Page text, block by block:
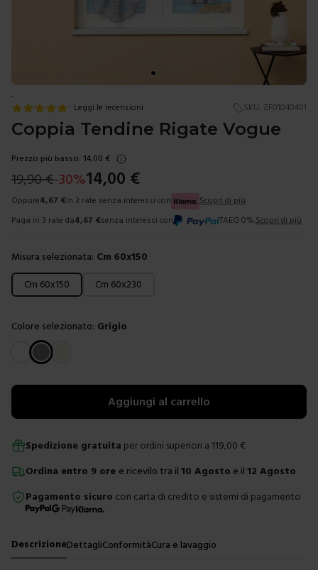
.
Leggi le recensioni SKU: ZF01040401
Coppia Tendine Rigate Vogue
Prezzo più basso: 14,00 €
19,90€-30%14,00 €
Oppure4,67 €in 3 rate senza interessi con
Scopri di più
Paga in 3 rate da4,67 €senza interessi con TAEG 0%. Scopri di più
Misura selezionata: Cm 60x150
Scegli una misura
Cm 60x150 Cm 60x230
Colore selezionato: Grigio
Scegli un colore
Aggiungi al carrello
Spedizione gratuita per ordini superiori a 119,00 €
Ordina entro 9 ore e ricevilo tra il 10 Agosto e il 12 Agosto
Pagamento sicuro con carta di credito e sistemi di pagamento
DescrizioneDettagliConformitàCura e lavaggio